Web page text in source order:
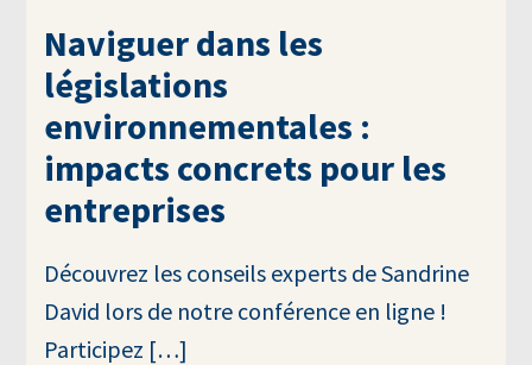
Naviguer dans les
législations
environnementales :
impacts concrets pour les
entreprises
Découvrez les conseils experts de Sandrine
David lors de notre conférence en ligne !
Participez […]